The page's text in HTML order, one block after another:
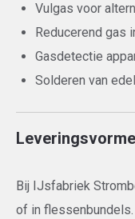
Vulgas voor
Reducerend gas
Gasdetectie
Solderen van
Bij IJsfabriek
of in